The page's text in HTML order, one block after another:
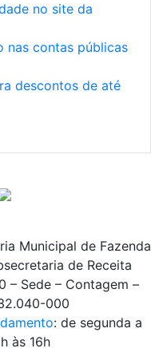
no site da
nas contas públicas
descontos de até
Municipal de Fazenda
de Receita
– Sede – Contagem –
000
: de segunda a
às 16h